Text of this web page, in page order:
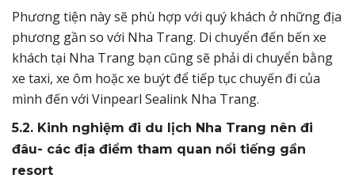
Phương tiện này sẽ phù hợp với quý khách ở những địa
phương gần so với Nha Trang. Di chuyển đến bến xe
khách tại Nha Trang bạn cũng sẽ phải di chuyển bằng
xe taxi, xe ôm hoặc xe buýt để tiếp tục chuyến đi của
mình đến với Vinpearl Sealink Nha Trang.
5.2. Kinh nghiệm đi du lịch Nha Trang nên đi
đâu- các địa điểm tham quan nổi tiếng gần
resort